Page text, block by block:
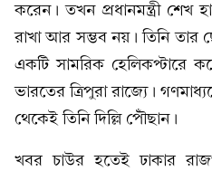
করেন। তখন প্রধানমন্ত্রী শেখ
রাখা আর সম্ভব নয়। তিনি তার
একটি সামরিক হেলিকপ্টারে
ভারতের ত্রিপুরা রাজ্যে।
থেকেই তিনি দিল্লি পৌঁছান।
খবর চাউর হতেই ঢাকার